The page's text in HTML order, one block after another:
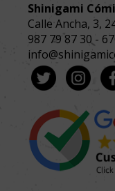
Shinigami
Calle Ancha, 3,
987 79 87 30 -